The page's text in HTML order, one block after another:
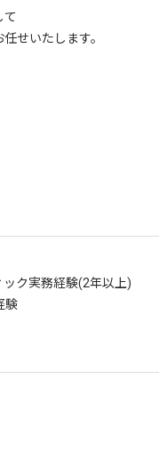
て
せいたします。
ック実務経験(2年以上)
験